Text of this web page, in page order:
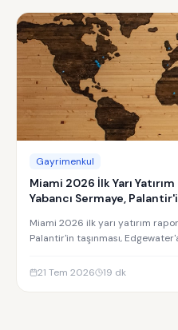
Gayrimenkul
Miami 2026 İlk Yarı
Yabancı Sermaye,
Miami 2026 ilk yarı yatırım
Palantir'in taşınması,
21 Tem 2026
19 dk